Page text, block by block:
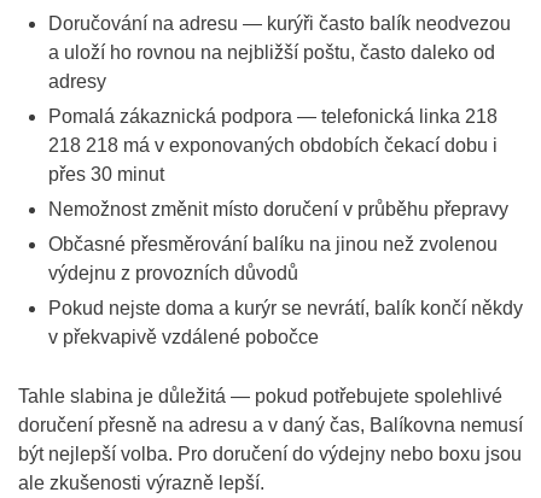
Doručování na adresu — kurýři často balík neodvezou
a uloží ho rovnou na nejbližší poštu, často daleko od
adresy
Pomalá zákaznická podpora — telefonická linka 218
218 218 má v exponovaných obdobích čekací dobu i
přes 30 minut
Nemožnost změnit místo doručení v průběhu přepravy
Občasné přesměrování balíku na jinou než zvolenou
výdejnu z provozních důvodů
Pokud nejste doma a kurýr se nevrátí, balík končí někdy
v překvapivě vzdálené pobočce
Tahle slabina je důležitá — pokud potřebujete spolehlivé
doručení přesně na adresu a v daný čas, Balíkovna nemusí
být nejlepší volba. Pro doručení do výdejny nebo boxu jsou
ale zkušenosti výrazně lepší.